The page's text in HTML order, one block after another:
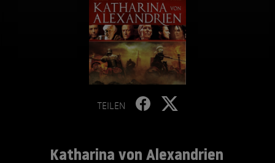
TEILEN
Katharina von Alexandrien